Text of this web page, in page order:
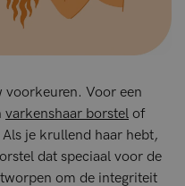
voorkeuren. Voor een
varkenshaar borstel of
je krullend haar hebt,
dat speciaal voor de
om de integriteit